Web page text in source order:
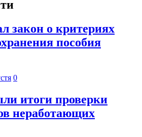
закон о критериях
пособия
0
итоги проверки
неработающих